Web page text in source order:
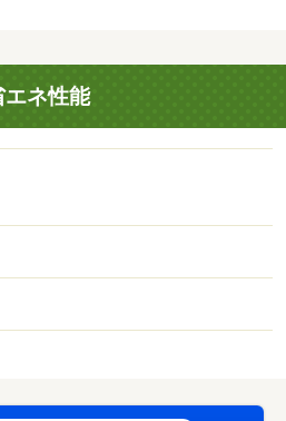
１２６８ｍ／岡山市立岡輝中学
ｍ／アートチャイルドケア岡山
）まで３６３ｍ／岡山県立岡山
１２９２ｍ／岡山市役所（役
青江郵便局（郵便局）まで８８
エネ性能